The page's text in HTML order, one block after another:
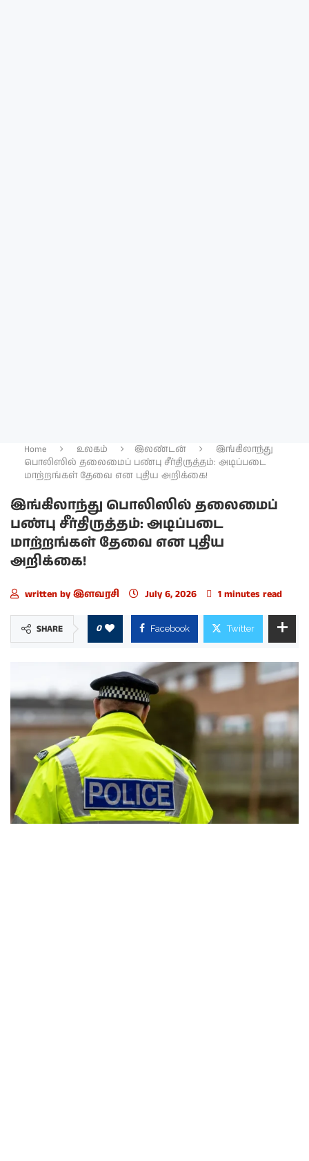
Home உலகம் இலண்டன்
இங்கிலாந்து
பொலிஸில் தலைமைப் பண்பு சீர்திருத்தம்: அடிப்படை
மாற்றங்கள் தேவை என புதிய அறிக்கை!
இங்கிலாந்து பொலிஸில் தலைமைப்
பண்பு சீர்திருத்தம்: அடிப்படை
மாற்றங்கள் தேவை என புதிய
அறிக்கை!
written by இளவரசி July 6, 2026 1 minutes read
SHARE 0 Facebook Twitter